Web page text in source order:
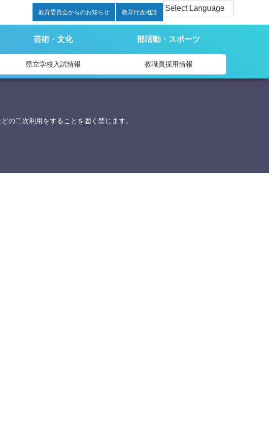
教育委員会からのお知らせ 教育行政相談
芸術・文化 部活動・スポーツ
県立学校入試情報 教職員採用情報
の二次利用をすることを固く禁じます。